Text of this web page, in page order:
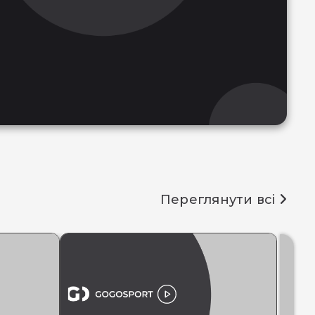
Переглянути всі